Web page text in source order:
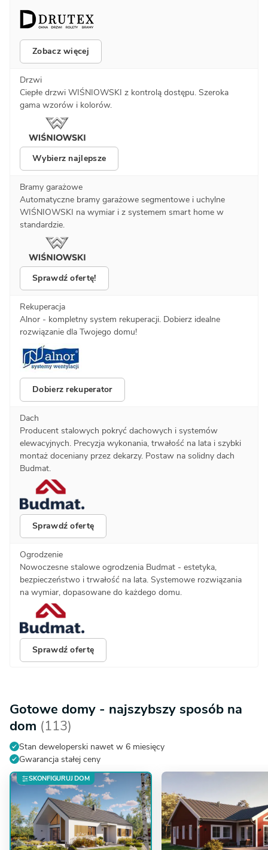
Zobacz więcej
Drzwi
Ciepłe drzwi WIŚNIOWSKI z kontrolą dostępu. Szeroka
gama wzorów i kolorów.
Wybierz najlepsze
Bramy garażowe
Automatyczne bramy garażowe segmentowe i uchylne
WIŚNIOWSKI na wymiar i z systemem smart home w
standardzie.
Sprawdź ofertę!
Rekuperacja
Alnor - kompletny system rekuperacji. Dobierz idealne
rozwiązanie dla Twojego domu!
Dobierz rekuperator
Dach
Producent stalowych pokryć dachowych i systemów
elewacyjnych. Precyzja wykonania, trwałość na lata i szybki
montaż doceniany przez dekarzy. Postaw na solidny dach
Budmat.
Sprawdź ofertę
Ogrodzenie
Nowoczesne stalowe ogrodzenia Budmat - estetyka,
bezpieczeństwo i trwałość na lata. Systemowe rozwiązania
na wymiar, dopasowane do każdego domu.
Sprawdź ofertę
Gotowe domy - najszybszy sposób na
dom (113)
Stan deweloperski nawet w 6 miesięcy
Gwarancja stałej ceny
SKONFIGURUJ DOM